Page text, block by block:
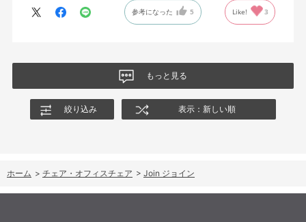
参考になった 5 Like! 3
もっと見る
絞り込み 表示：新しい順
ホーム > チェア・オフィスチェア > Join ジョイン